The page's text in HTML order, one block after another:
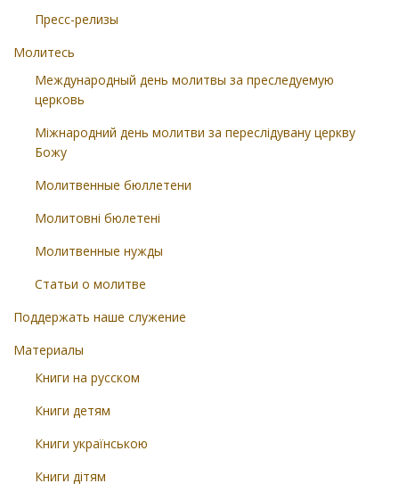
Пресс-релизы
Молитесь
Международный день молитвы за преследуемую
церковь
Міжнародний день молитви за переслідувану церкву
Божу
Молитвенные бюллетени
Молитовні бюлетені
Молитвенные нужды
Статьи о молитве
Поддержать наше служение
Материалы
Книги на русском
Книги детям
Книги українською
Книги дітям